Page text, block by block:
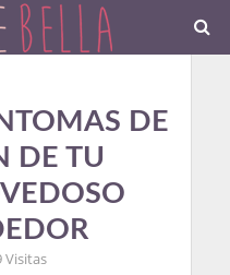
DE
DE TU
Visitas